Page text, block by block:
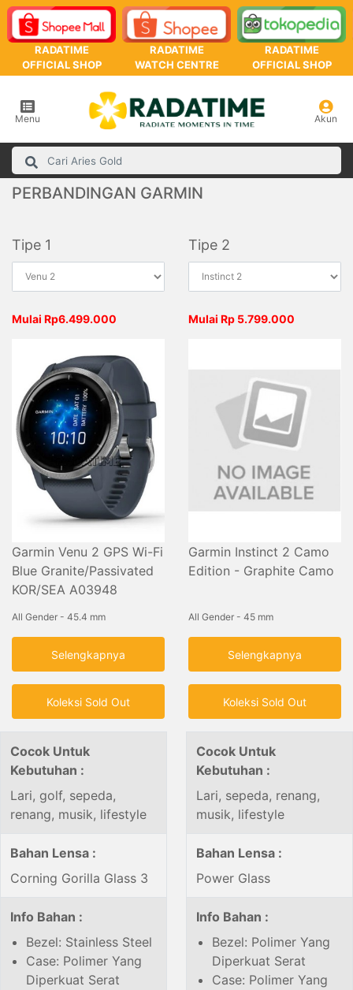
RADATIME
OFFICIAL SHOP
RADATIME
WATCH CENTRE
RADATIME
OFFICIAL SHOP
Menu Akun
PERBANDINGAN GARMIN
Tipe 1 Tipe 2
Mulai Rp6.499.000
Garmin Venu 2 GPS Wi-Fi
Blue Granite/Passivated
KOR/SEA A03948
All Gender - 45.4 mm
Selengkapnya
Koleksi Sold Out
Mulai Rp 5.799.000
Garmin Instinct 2 Camo
Edition - Graphite Camo
All Gender - 45 mm
Selengkapnya
Koleksi Sold Out
Cocok Untuk
Kebutuhan :
Lari, golf, sepeda,
renang, musik, lifestyle
Cocok Untuk
Kebutuhan :
Lari, sepeda, renang,
musik, lifestyle
Bahan Lensa :
Corning Gorilla Glass 3
Bahan Lensa :
Power Glass
Info Bahan :
Bezel: Stainless Steel
Case: Polimer Yang
Diperkuat Serat
Info Bahan :
Bezel: Polimer Yang
Diperkuat Serat
Case: Polimer Yang